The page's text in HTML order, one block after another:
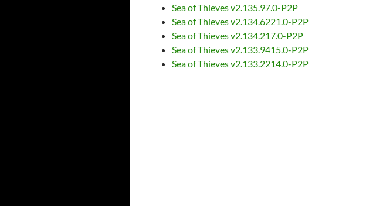
Sea of Thieves v2.135.97.0-P2P
Sea of Thieves v2.134.6221.0-P2P
Sea of Thieves v2.134.217.0-P2P
Sea of Thieves v2.133.9415.0-P2P
Sea of Thieves v2.133.2214.0-P2P